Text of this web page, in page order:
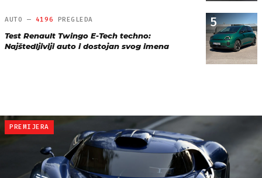
5
AUTO — 4196 PREGLEDA
Test Renault Twingo E-Tech techno:
Najštedljiviji auto i dostojan svog imena
PREMIJERA